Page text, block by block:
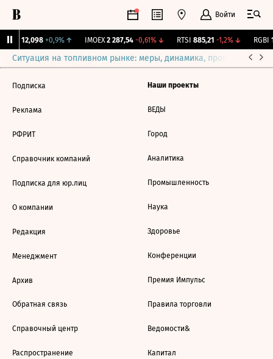
Войти
12,098 +0,9%↑ IMOEX 2 287,54 -0,61%↓ RTSI 885,21 -1,2%↓ RGBI
Ситуация на топливном рынке: меры, динамика, прогнозы
Подписка
Реклама
РФРИТ
Справочник компаний
Подписка для юр.лиц
О компании
Редакция
Менеджмент
Архив
Обратная связь
Справочный центр
Распространение
Наши проекты
ВЕДЫ
Город
Аналитика
Промышленность
Наука
Здоровье
Конференции
Премия Импульс
Правила торговли
Ведомости&
Капитал